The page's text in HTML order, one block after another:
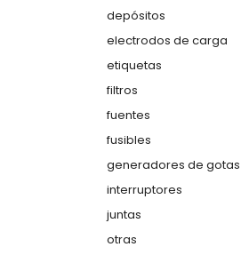
depósitos
electrodos de carga
etiquetas
filtros
fuentes
fusibles
generadores de gotas
interruptores
juntas
otras